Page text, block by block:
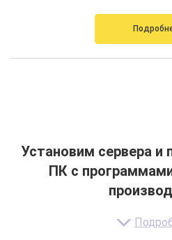
Установим сервера и
ПК с